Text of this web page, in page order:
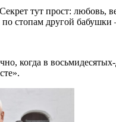
тут прост: любовь,
стопам другой бабушки
когда в